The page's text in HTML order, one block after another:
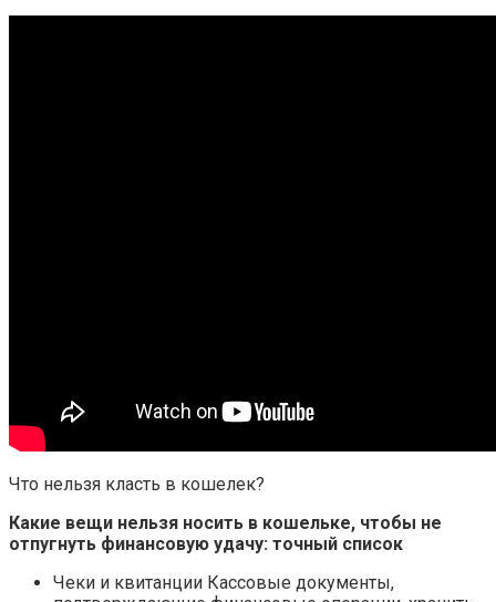
Что нельзя класть в кошелек?
Какие вещи нельзя носить в кошельке, чтобы не
отпугнуть финансовую удачу: точный список
Чеки и квитанции Кассовые документы,